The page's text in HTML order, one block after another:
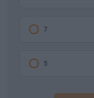
7
5